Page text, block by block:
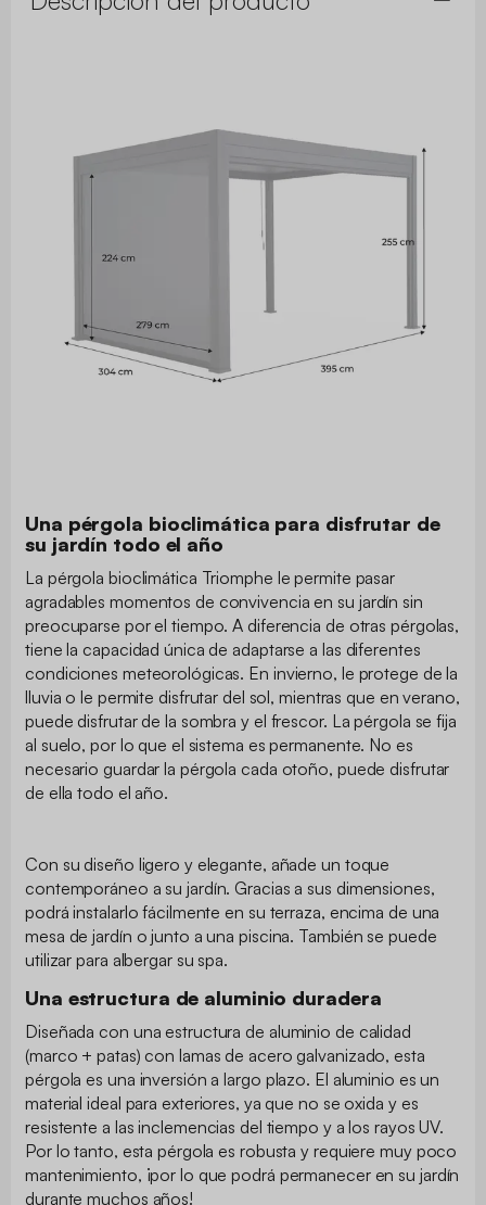
Una pérgola bioclimática para disfrutar de
su jardín todo el año
La pérgola bioclimática Triomphe le permite pasar
agradables momentos de convivencia en su jardín sin
preocuparse por el tiempo. A diferencia de otras pérgolas,
tiene la capacidad única de adaptarse a las diferentes
condiciones meteorológicas. En invierno, le protege de la
lluvia o le permite disfrutar del sol, mientras que en verano,
puede disfrutar de la sombra y el frescor. La pérgola se fija
al suelo, por lo que el sistema es permanente. No es
necesario guardar la pérgola cada otoño, puede disfrutar
de ella todo el año.
Con su diseño ligero y elegante, añade un toque
contemporáneo a su jardín. Gracias a sus dimensiones,
podrá instalarlo fácilmente en su terraza, encima de una
mesa de jardín o junto a una piscina. También se puede
utilizar para albergar su spa.
Una estructura de aluminio duradera
Diseñada con una estructura de aluminio de calidad
(marco + patas) con lamas de acero galvanizado, esta
pérgola es una inversión a largo plazo. El aluminio es un
material ideal para exteriores, ya que no se oxida y es
resistente a las inclemencias del tiempo y a los rayos UV.
Por lo tanto, esta pérgola es robusta y requiere muy poco
mantenimiento, ¡por lo que podrá permanecer en su jardín
durante muchos años!